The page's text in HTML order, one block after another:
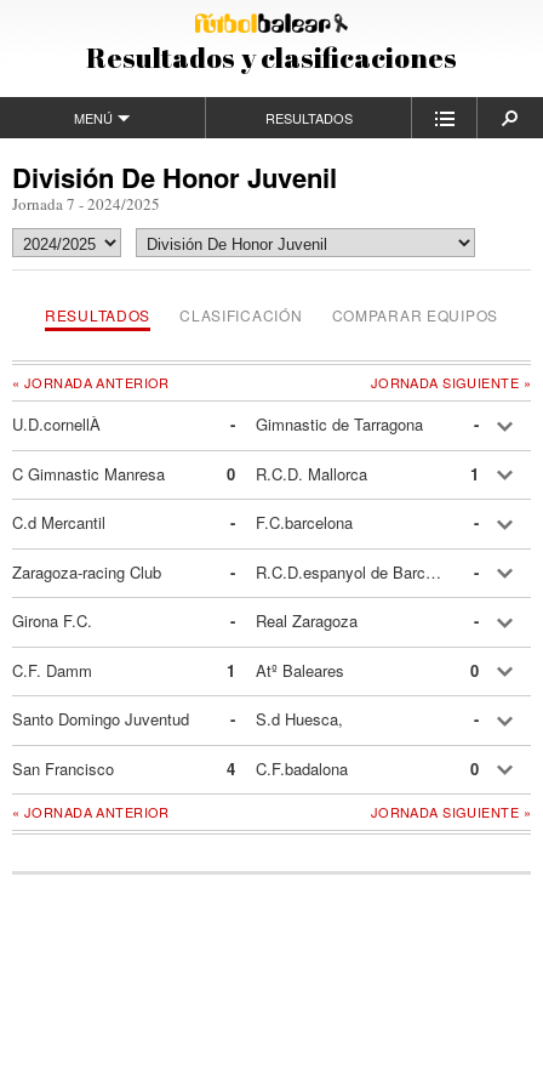
Resultados y clasificaciones
MENÚ RESULTADOS
División De Honor Juvenil
Jornada 7 - 2024/2025
RESULTADOS CLASIFICACIÓN COMPARAR EQUIPOS
JORNADA SIGUIENTE »
« JORNADA ANTERIOR
U.D.cornellÀ - Gimnastic de Tarragona -
C Gimnastic Manresa 0 R.C.D. Mallorca 1
C.d Mercantil - F.C.barcelona -
Zaragoza-racing Club - R.C.D.espanyol de Barcelona -
Girona F.C. - Real Zaragoza -
C.F. Damm 1 Atº Baleares 0
Santo Domingo Juventud - S.d Huesca, -
San Francisco 4 C.F.badalona 0
JORNADA SIGUIENTE »
« JORNADA ANTERIOR